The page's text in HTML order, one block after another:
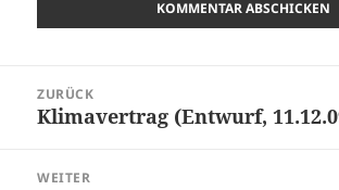
ZURÜCK
Vorheriger
Klimavertrag (Entwurf,
WEITER